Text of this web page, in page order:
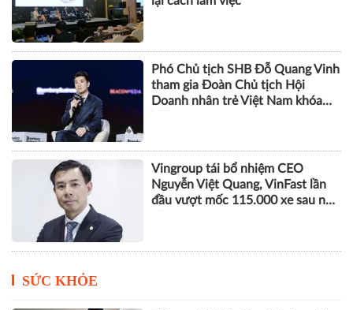
Phó Chủ tịch SHB Đỗ Quang Vinh
tham gia Đoàn Chủ tịch Hội
Doanh nhân trẻ Việt Nam khóa
Vingroup tái bổ nhiệm CEO
Nguyễn Việt Quang, VinFast lần
đầu vượt mốc 115.000 xe sau nửa
SỨC KHỎE